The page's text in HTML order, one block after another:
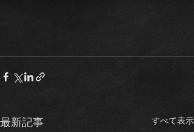
最新記事 すべて表示